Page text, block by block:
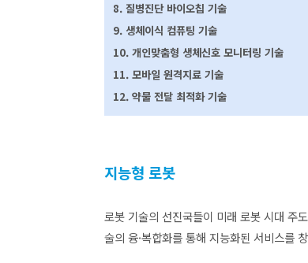
8. 질병진단 바이오칩 기술
9. 생체이식 컴퓨팅 기술
10. 개인맞춤형 생체신호 모니터링 기술
11. 모바일 원격지료 기술
12. 약물 전달 최적화 기술
지능형 로봇
로봇 기술의 선진국들이 미래 로봇 시대 주
술의 융·복합화를 통해 지능화된 서비스를